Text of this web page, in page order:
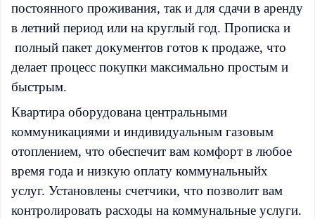
постоянного проживания, так и для сдачи в аренду
в летний период или на круглый год. Прописка и
полный пакет документов готов к продаже, что
делает процесс покупки максимально простым и
быстрым.
Квартира оборудована центральными
коммуникациями и индивидуальным газовым
отоплением, что обеспечит вам комфорт в любое
время года и низкую оплату коммунальныйx
услуг. Установлены счетчики, что позволит вам
контролировать расходы на коммунальные услуги.